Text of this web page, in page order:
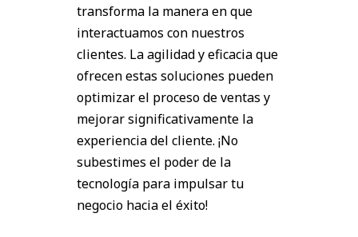
transforma la manera en que
interactuamos con nuestros
clientes. La agilidad y eficacia que
ofrecen estas soluciones pueden
optimizar el proceso de ventas y
mejorar significativamente la
experiencia del cliente. ¡No
subestimes el poder de la
tecnología para impulsar tu
negocio hacia el éxito!